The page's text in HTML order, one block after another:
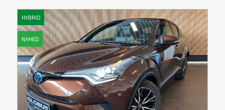
HYBRID
NYHED